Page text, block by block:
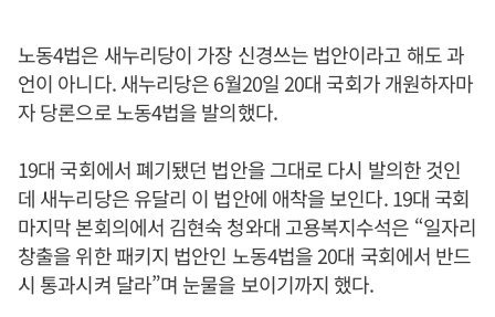
노동4법은 새누리당이 가장 신경쓰는 법안이라고 해도 과
언이 아니다. 새누리당은 6월20일 20대 국회가 개원하자마
자 당론으로 노동4법을 발의했다.
19대 국회에서 폐기됐던 법안을 그대로 다시 발의한 것인
데 새누리당은 유달리 이 법안에 애착을 보인다. 19대 국회
마지막 본회의에서 김현숙 청와대 고용복지수석은 “일자리
창출을 위한 패키지 법안인 노동4법을 20대 국회에서 반드
시 통과시켜 달라”며 눈물을 보이기까지 했다.